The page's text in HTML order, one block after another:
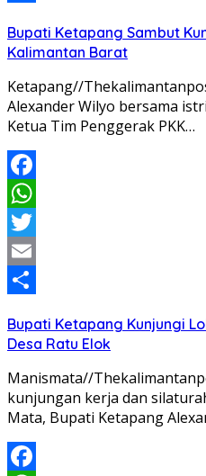
Bupati Ketapang Sambut
Kalimantan Barat
Ketapang//
Alexander Wilyo bersama
Ketua Tim Penggerak PKK…
Facebook
WhatsApp
Twitter
Email
Bupati Ketapang Kunjungi
Desa Ratu Elok
Manismata//
kunjungan kerja dan
Mata, Bupati Ketapang